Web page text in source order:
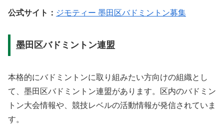
公式サイト： ジモティー 墨田区バドミントン募集
墨田区バドミントン連盟
本格的にバドミントンに取り組みたい方向けの組織とし
て、墨田区バドミントン連盟があります。区内のバドミン
トン大会情報や、競技レベルの活動情報が発信されていま
す。